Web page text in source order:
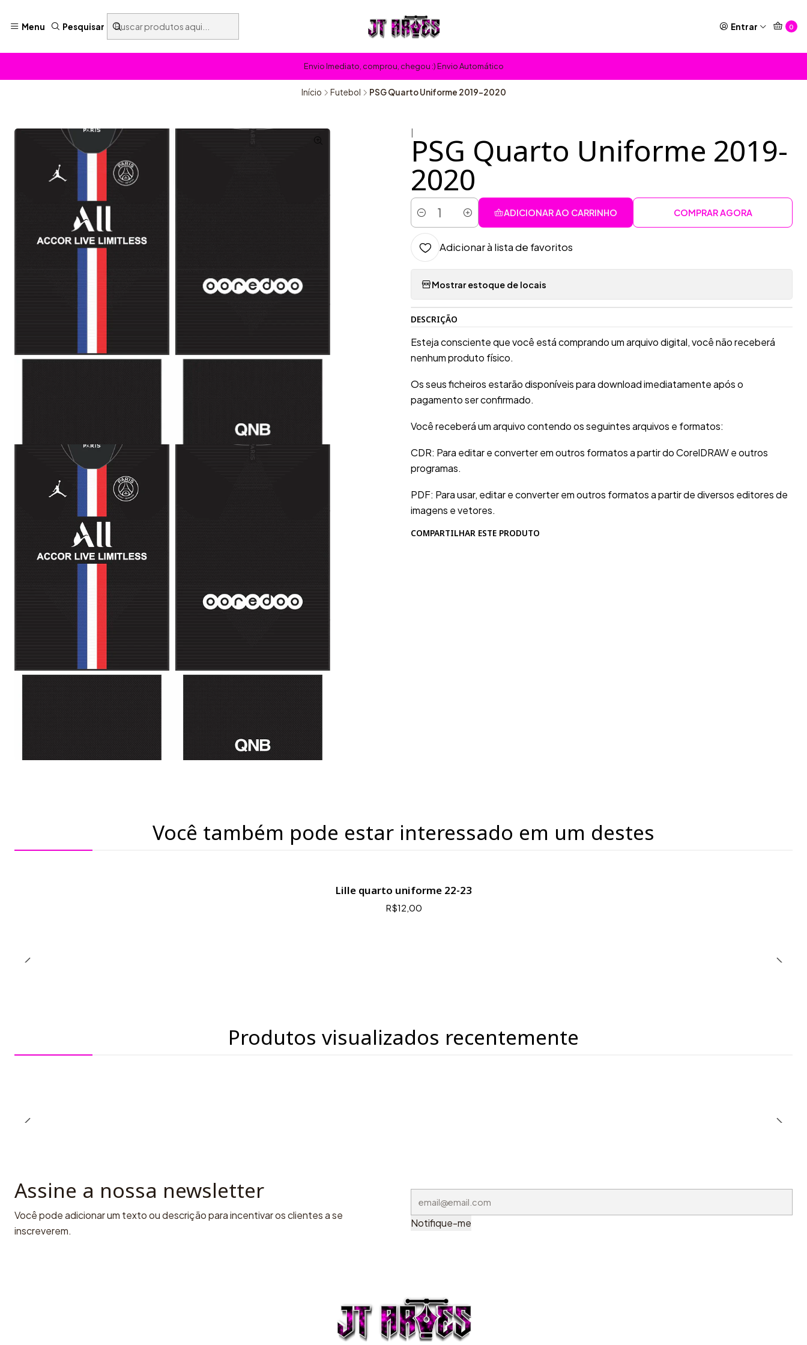
Menu Pesquisar Entrar 0
Envio Imediato, comprou, chegou :) Envio Automático
Início Futebol PSG Quarto Uniforme 2019-2020
PSG Quarto Uniforme 2019-
2020
Quantidade
ADICIONAR AO CARRINHO COMPRAR AGORA
Adicionar à lista de favoritos
Mostrar estoque de locais
DESCRIÇÃO
Esteja consciente que você está comprando um arquivo digital, você não receberá
nenhum produto físico.
Os seus ficheiros estarão disponíveis para download imediatamente após o
pagamento ser confirmado.
Você receberá um arquivo contendo os seguintes arquivos e formatos:
CDR: Para editar e converter em outros formatos a partir do CorelDRAW e outros
programas.
PDF: Para usar, editar e converter em outros formatos a partir de diversos editores de
imagens e vetores.
COMPARTILHAR ESTE PRODUTO
Você também pode estar interessado em um destes
Lille quarto uniforme 22-23
R$12,00
Produtos visualizados recentemente
Assine a nossa newsletter
Você pode adicionar um texto ou descrição para incentivar os clientes a se
inscreverem.
Notifique-me